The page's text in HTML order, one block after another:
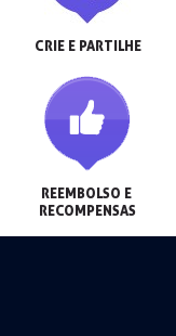
CRIE E PARTILHE
REEMBOLSO E
RECOMPENSAS